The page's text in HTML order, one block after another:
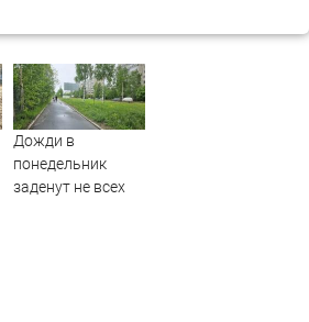
Дожди в
понедельник
заденут не всех